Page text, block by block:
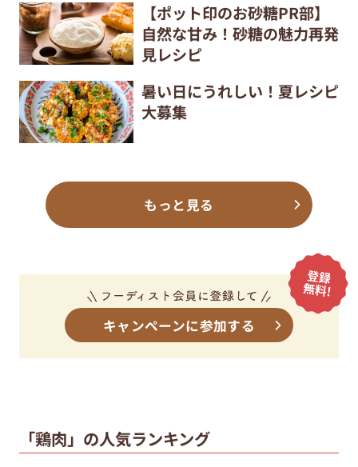
【ポット印のお砂糖PR部】
自然な甘み！砂糖の魅力再発
見レシピ
暑い日にうれしい！夏レシピ
大募集
もっと見る
キャンペーンに参加する
「鶏肉」の人気ランキング